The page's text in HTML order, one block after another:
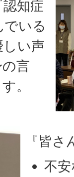
知症
いる
い声
言
。
『皆
不